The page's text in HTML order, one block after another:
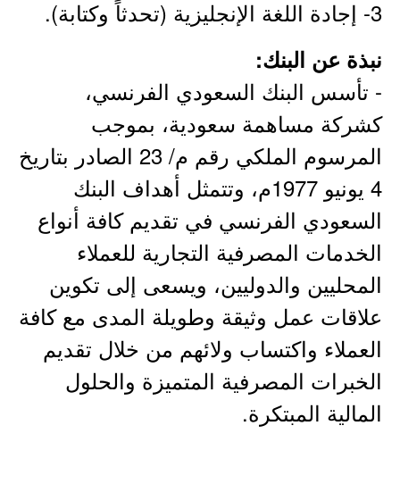
3- إجادة اللغة الإنجليزية (تحدثاً وكتابة).
نبذة عن البنك:
- تأسس البنك السعودي الفرنسي،
كشركة مساهمة سعودية، بموجب
المرسوم الملكي رقم م/ 23 الصادر بتاريخ
4 يونيو 1977م، وتتمثل أهداف البنك
السعودي الفرنسي في تقديم كافة أنواع
الخدمات المصرفية التجارية للعملاء
المحليين والدوليين، ويسعى إلى تكوين
علاقات عمل وثيقة وطويلة المدى مع كافة
العملاء واكتساب ولائهم من خلال تقديم
الخبرات المصرفية المتميزة والحلول
المالية المبتكرة.